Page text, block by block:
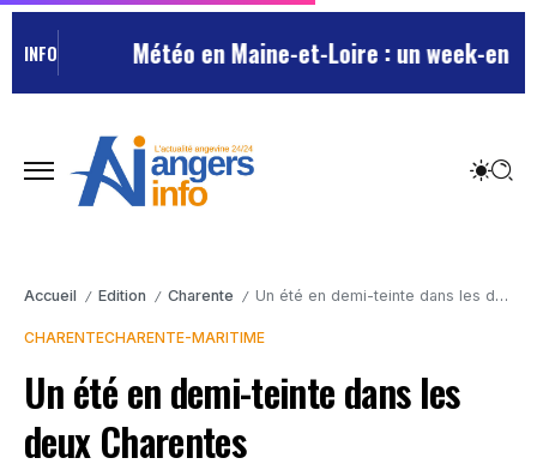
INFO Météo en Maine-et-Loire : un week-end
Accueil / Edition / Charente / Un été en demi-teinte dans les deux Charentes
CHARENTECHARENTE-MARITIME
Un été en demi-teinte dans les
deux Charentes